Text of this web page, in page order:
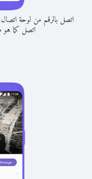
اتصل بالرقم من لوحة اتصال
اتصل كما هو